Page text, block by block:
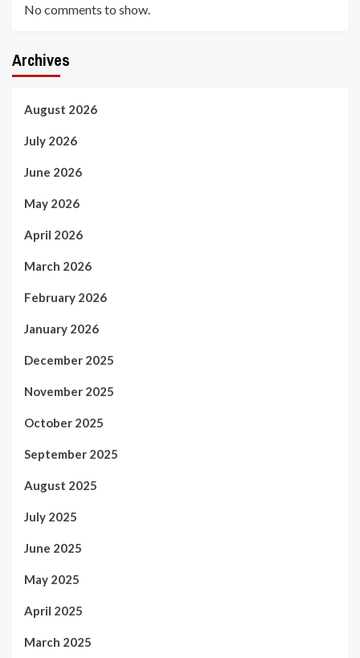
No comments to show.
Archives
August 2026
July 2026
June 2026
May 2026
April 2026
March 2026
February 2026
January 2026
December 2025
November 2025
October 2025
September 2025
August 2025
July 2025
June 2025
May 2025
April 2025
March 2025